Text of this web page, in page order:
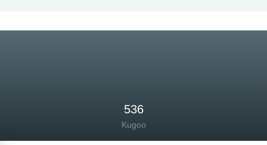
536
Kugoo